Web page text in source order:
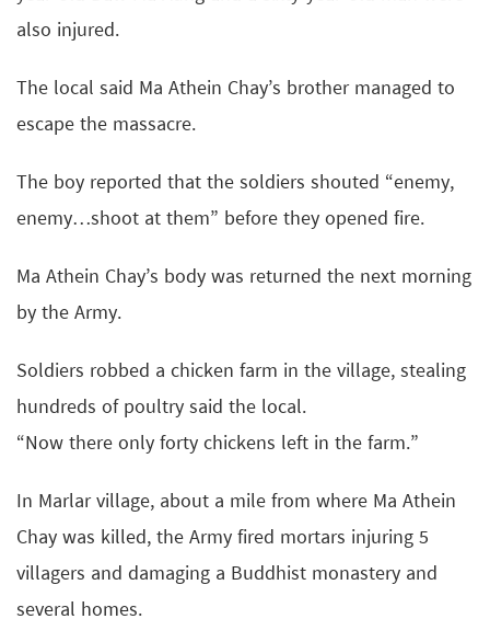
also injured.
The local said Ma Athein Chay’s brother managed to
escape the massacre.
The boy reported that the soldiers shouted “enemy,
enemy…shoot at them” before they opened fire.
Ma Athein Chay’s body was returned the next morning
by the Army.
Soldiers robbed a chicken farm in the village, stealing
hundreds of poultry said the local.
“Now there only forty chickens left in the farm.”
In Marlar village, about a mile from where Ma Athein
Chay was killed, the Army fired mortars injuring 5
villagers and damaging a Buddhist monastery and
several homes.